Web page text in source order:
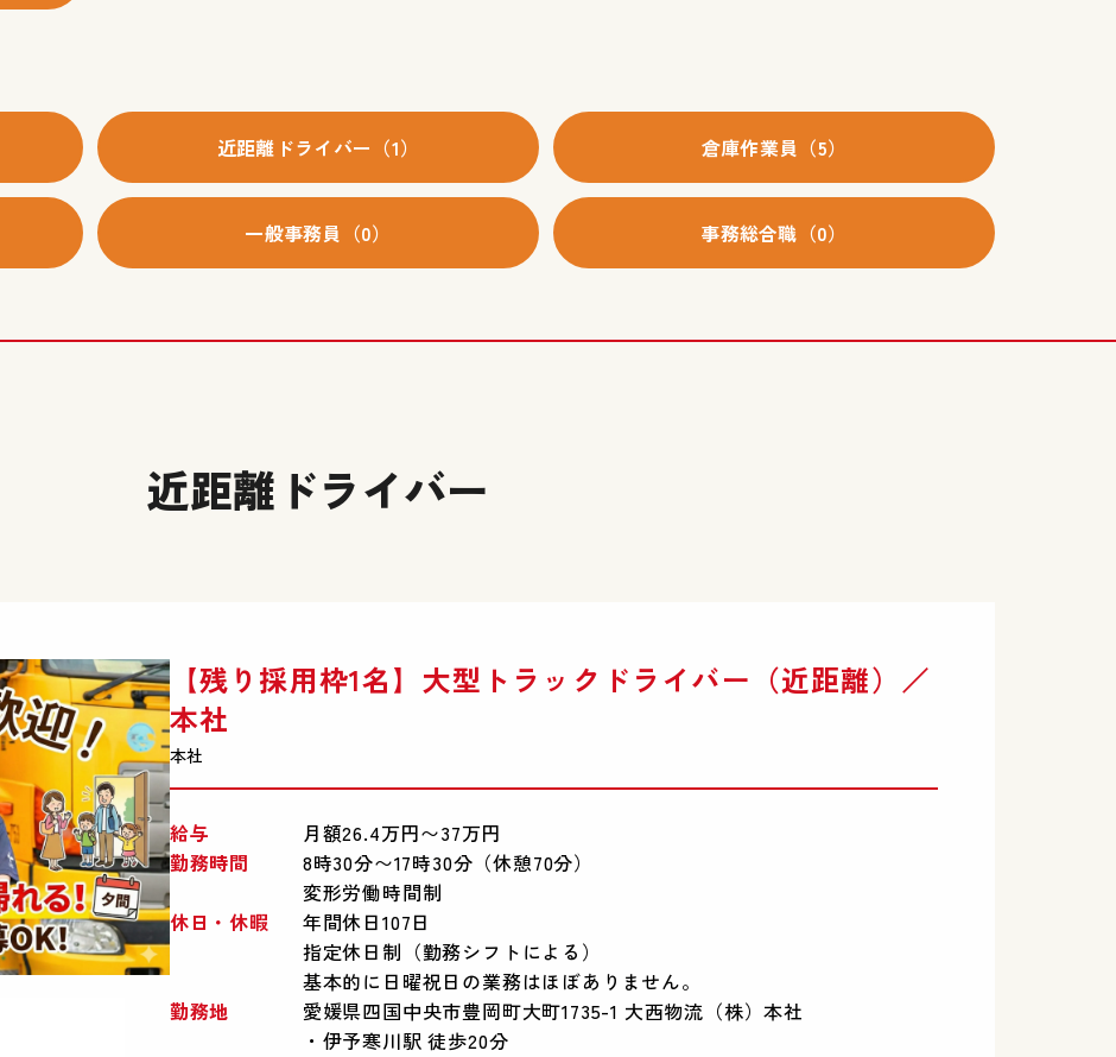
近距離ドライバー（1） 倉庫作業員（5）
一般事務員（0） 事務総合職（0）
近距離ドライバー
【残り採用枠1名】大型トラックドライバー（近距離）／
本社
本社
給与
月額26.4万円〜37万円
勤務時間
8時30分〜17時30分（休憩70分）
変形労働時間制
休日・休暇
年間休日107日
指定休日制（勤務シフトによる）
基本的に日曜祝日の業務はほぼありません。
勤務地
愛媛県四国中央市豊岡町大町1735-1 大西物流（株）本社
・伊予寒川駅 徒歩20分